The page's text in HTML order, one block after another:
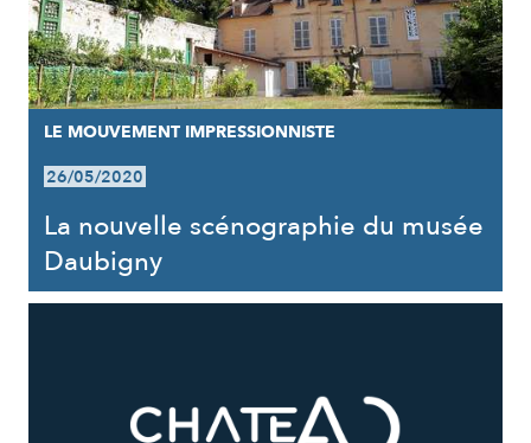
LE MOUVEMENT IMPRESSIONNISTE
26/05/2020
La nouvelle scénographie du musée
Daubigny